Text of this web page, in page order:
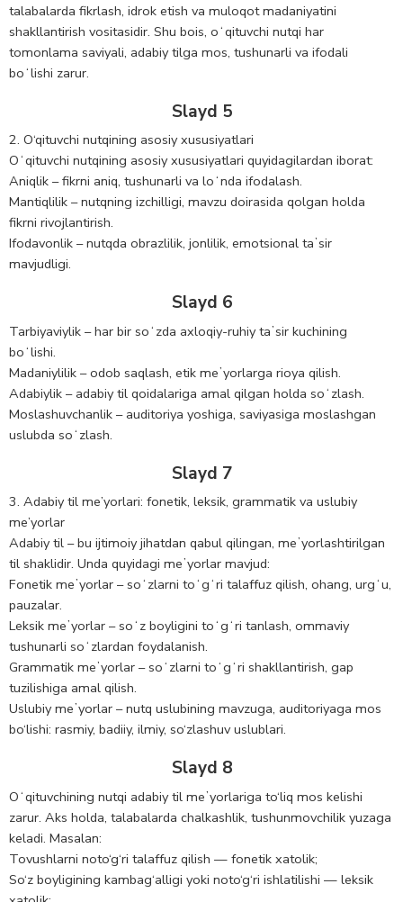
talabalarda fikrlash, idrok etish va muloqot madaniyatini
shakllantirish vositasidir. Shu bois, oʻqituvchi nutqi har
tomonlama saviyali, adabiy tilga mos, tushunarli va ifodali
boʻlishi zarur.
Slayd 5
2. O‘qituvchi nutqining asosiy xususiyatlari
Oʻqituvchi nutqining asosiy xususiyatlari quyidagilardan iborat:
Aniqlik – fikrni aniq, tushunarli va loʻnda ifodalash.
Mantiqlilik – nutqning izchilligi, mavzu doirasida qolgan holda
fikrni rivojlantirish.
Ifodavonlik – nutqda obrazlilik, jonlilik, emotsional taʼsir
mavjudligi.
Slayd 6
Tarbiyaviylik – har bir soʻzda axloqiy-ruhiy taʼsir kuchining
boʻlishi.
Madaniylilik – odob saqlash, etik meʼyorlarga rioya qilish.
Adabiylik – adabiy til qoidalariga amal qilgan holda soʻzlash.
Moslashuvchanlik – auditoriya yoshiga, saviyasiga moslashgan
uslubda soʻzlash.
Slayd 7
3. Adabiy til me’yorlari: fonetik, leksik, grammatik va uslubiy
me’yorlar
Adabiy til – bu ijtimoiy jihatdan qabul qilingan, meʼyorlashtirilgan
til shaklidir. Unda quyidagi meʼyorlar mavjud:
Fonetik meʼyorlar – soʻzlarni toʻgʻri talaffuz qilish, ohang, urgʻu,
pauzalar.
Leksik meʼyorlar – soʻz boyligini toʻgʻri tanlash, ommaviy
tushunarli soʻzlardan foydalanish.
Grammatik meʼyorlar – soʻzlarni toʻgʻri shakllantirish, gap
tuzilishiga amal qilish.
Uslubiy meʼyorlar – nutq uslubining mavzuga, auditoriyaga mos
bo‘lishi: rasmiy, badiiy, ilmiy, so‘zlashuv uslublari.
Slayd 8
Oʻqituvchining nutqi adabiy til meʼyorlariga to‘liq mos kelishi
zarur. Aks holda, talabalarda chalkashlik, tushunmovchilik yuzaga
keladi. Masalan:
Tovushlarni noto‘g‘ri talaffuz qilish — fonetik xatolik;
So‘z boyligining kambag‘alligi yoki noto‘g‘ri ishlatilishi — leksik